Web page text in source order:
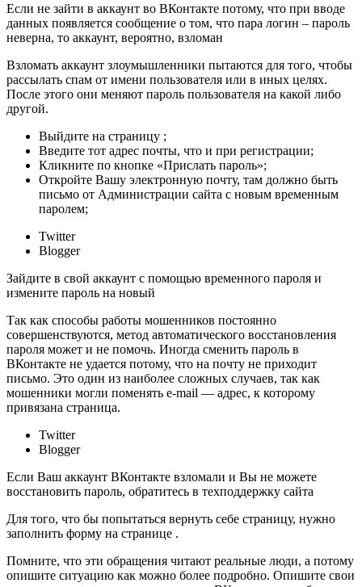
Если не зайти в аккаунт во ВКонтакте потому, что при вводе
данных появляется сообщение о том, что пара логин – пароль
неверна, то аккаунт, вероятно, взломан
Взломать аккаунт злоумышленники пытаются для того, чтобы
рассылать спам от имени пользователя или в иных целях.
После этого они меняют пароль пользователя на какой либо
другой.
Выйдите на страницу ;
Введите тот адрес почты, что и при регистрации;
Кликните по кнопке «Прислать пароль»;
Откройте Вашу электронную почту, там должно быть
письмо от Администрации сайта с новым временным
паролем;
Twitter
Blogger
Зайдите в свой аккаунт с помощью временного пароля и
измените пароль на новый
Так как способы работы мошенников постоянно
совершенствуются, метод автоматического восстановления
пароля может и не помочь. Иногда сменить пароль в
ВКонтакте не удается потому, что на почту не приходит
письмо. Это один из наиболее сложных случаев, так как
мошенники могли поменять e-mail — адрес, к которому
привязана страница.
Twitter
Blogger
Если Ваш аккаунт ВКонтакте взломали и Вы не можете
восстановить пароль, обратитесь в техподдержку сайта
Для того, что бы попытаться вернуть себе страницу, нужно
заполнить форму на странице .
Помните, что эти обращения читают реальные люди, а потому
опишите ситуацию как можно более подробно. Опишите свои